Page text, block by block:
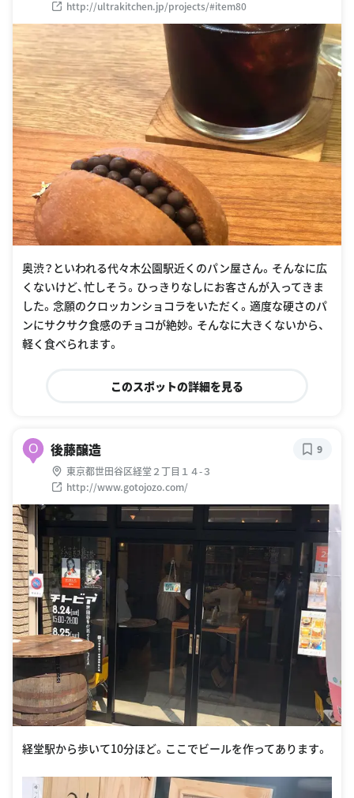
http://ultrakitchen.jp/projects/#item80
奥渋？といわれる代々木公園駅近くのパン屋さん。そんなに広
くないけど、忙しそう。ひっきりなしにお客さんが入ってきま
した。念願のクロッカンショコラをいただく。適度な硬さのパ
ンにサクサク食感のチョコが絶妙。そんなに大きくないから、
軽く食べられます。
このスポットの詳細を見る
O 後藤醸造
東京都世田谷区経堂２丁目１４-３
http://www.gotojozo.com/
9
経堂駅から歩いて10分ほど。ここでビールを作ってあります。